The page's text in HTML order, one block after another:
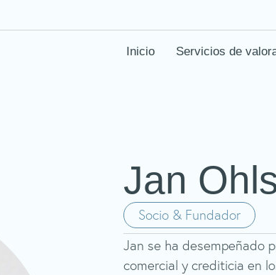
Inicio Servicios de
Jan
Socio & Fundador
Jan se ha desempeñado
comercial y crediticia en